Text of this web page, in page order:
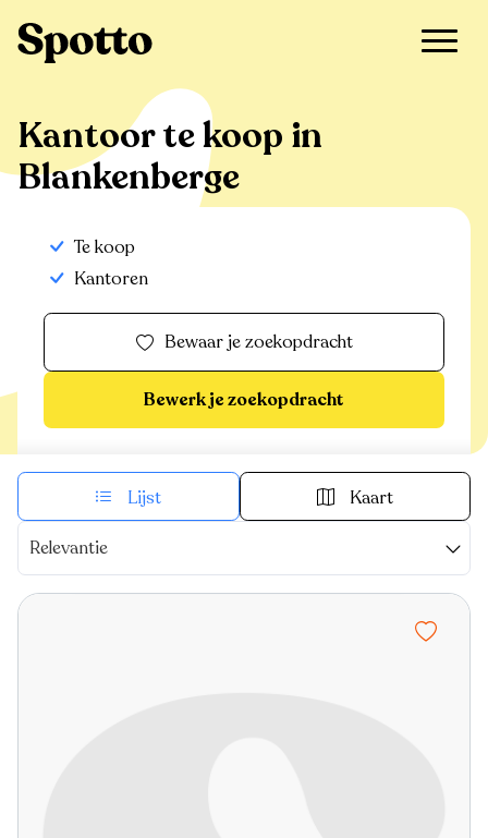
Blankenberge
Kantoor te koop in
Blankenberge
Te koop
Kantoren
Bewaar je zoekopdracht
Bewerk je zoekopdracht
Lijst Kaart
Relevantie